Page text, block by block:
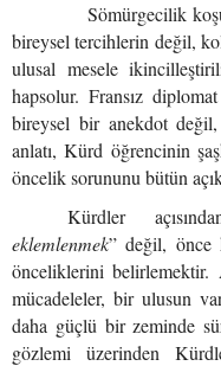
Sömürgecilik
bireysel tercihlerin değil,
ulusal mesele
hapsolur. Fransız
bireysel bir anekdot
anlatı, Kürd öğrencinin
öncelik sorununu bütün
Kürdler
eklemlenmek” değil, önce
önceliklerini
mücadeleler, bir ulusun
daha güçlü bir zeminde
gözlemi üzerinden